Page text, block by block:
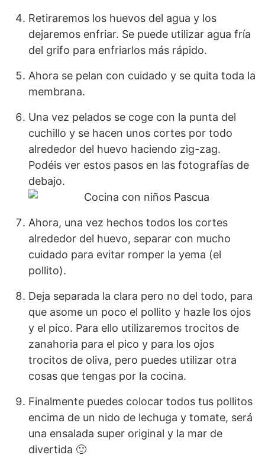
Retiraremos los huevos del agua y los
dejaremos enfriar. Se puede utilizar agua fría
del grifo para enfriarlos más rápido.
Ahora se pelan con cuidado y se quita toda la
membrana.
Una vez pelados se coge con la punta del
cuchillo y se hacen unos cortes por todo
alrededor del huevo haciendo zig-zag.
Podéis ver estos pasos en las fotografías de
debajo.
Ahora, una vez hechos todos los cortes
alrededor del huevo, separar con mucho
cuidado para evitar romper la yema (el
pollito).
Deja separada la clara pero no del todo, para
que asome un poco el pollito y hazle los ojos
y el pico. Para ello utilizaremos trocitos de
zanahoria para el pico y para los ojos
trocitos de oliva, pero puedes utilizar otra
cosas que tengas por la cocina.
Finalmente puedes colocar todos tus pollitos
encima de un nido de lechuga y tomate, será
una ensalada super original y la mar de
divertida 🙂